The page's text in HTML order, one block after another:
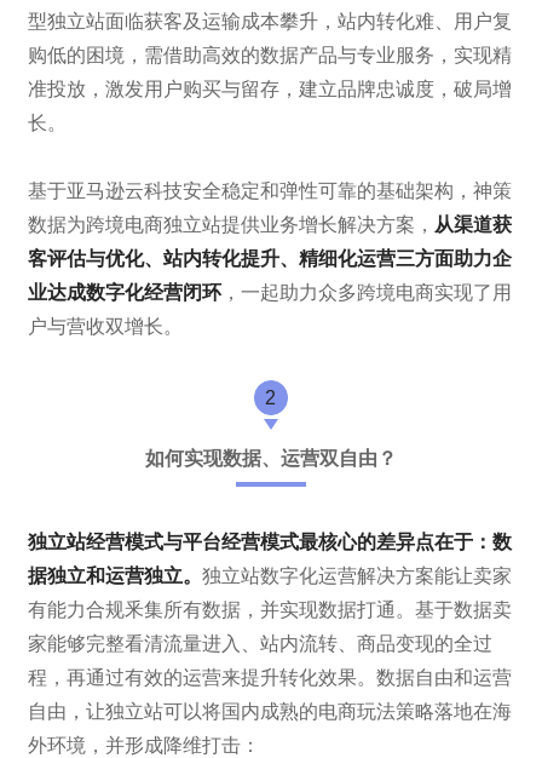
型独立站面临获客及运输成本攀升，站内转化难、用户复
购低的困境，需借助高效的数据产品与专业服务，实现精
准投放，激发用户购买与留存，建立品牌忠诚度，破局增
长。
基于亚马逊云科技安全稳定和弹性可靠的基础架构，神策
数据为跨境电商独立站提供业务增长解决方案， 从渠道获
客评估与优化、站内转化提升、精细化运营三方面助力企
业达成数字化经营闭环 ，一起助力众多跨境电商实现了用
户与营收双增长。
2
如何实现数据、运营双自由？
独立站经营模式与平台经营模式最核心的差异点在于：数
据独立和运营独立。 独立站数字化运营解决方案能让卖家
有能力合规釆集所有数据，并实现数据打通。基于数据卖
家能够完整看清流量进入、站内流转、商品变现的全过
程，再通过有效的运营来提升转化效果。数据自由和运营
自由，让独立站可以将国内成熟的电商玩法策略落地在海
外环境，并形成降维打击：